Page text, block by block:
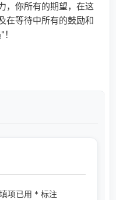
，你所有的期望，在这
在等待中所有的鼓励和
项已用 * 标注